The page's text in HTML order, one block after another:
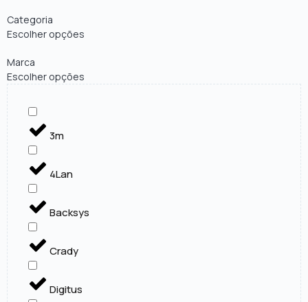
Categoria
Escolher opções
Marca
Escolher opções
3m
4Lan
Backsys
Crady
Digitus